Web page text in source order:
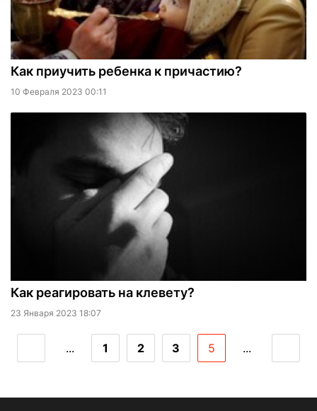
Как приучить ребенка к причастию?
10 Февраля 2023 00:11
Как реагировать на клевету?
23 Января 2023 18:07
... 1 2 3 5 ...